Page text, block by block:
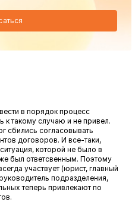
в порядок процесс
к такому случаю и не привел.
сбились согласовывать
договоров. И все-таки,
которой не было в
был ответсвенным. Поэтому
участвует (юрист, главный
подразделения,
теперь привлекают по